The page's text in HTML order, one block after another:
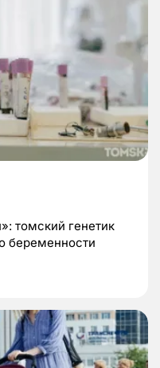
томский генетик
беременности